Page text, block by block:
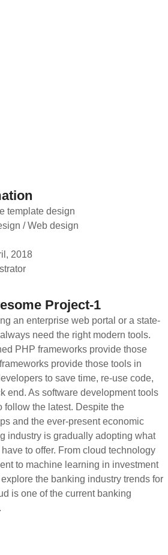
template design
/ Web design
2018
Project-1
an enterprise web portal or a state-
need the right modern tools.
PHP frameworks provide those
provide those tools in
to save time, re-use code,
end. As software development tools
follow the latest. Despite the
and the ever-present economic
industry is gradually adopting what
to offer. From cloud technology
to machine learning in investment
the banking industry trends for
is one of the current banking